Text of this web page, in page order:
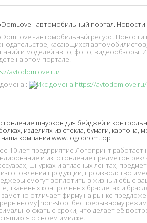
- автомобильный портал.
- автомобильный ресурс.
касающихся
и моделей авто, фото, видеообзоры.
на этом портале.
avtodomlove.ru/
:
шнурков для бейджей и
изделиях из стекла, бумаги,
наша компания www.logoprom.top
10 лет предприятие Логопринт работает
и изготовление предметов
шнурках и атласных лентах,
продукции, производство
смогут воплотить в жизнь любые
тканевых контрольных браслетах и
заметно отличает фирму на рынке
stop|беспрерывному
сжатые сроки, что делает её
о своем имидже.